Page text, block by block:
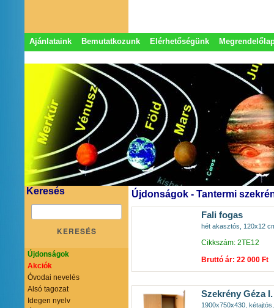
Ajánlataink Bemutatkozunk Elérhetőségünk
Keresés
KERESÉS
Újdonságok
Akciók
Óvodai nevelés
Alsó tagozat
Idegen nyelv
Újdonságok - Tantermi
Fali fogas
hét akasztós, 120x12
Cikkszám: 2TE12
Bruttó ár: 22 000 Ft
Szekrény Géza I.
1900x750x430,